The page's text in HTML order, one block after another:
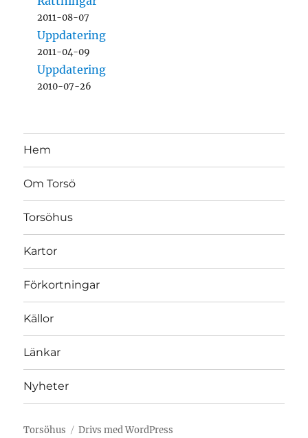
2011-08-07
Uppdatering
2011-04-09
Uppdatering
2010-07-26
Hem
Om Torsö
Torsöhus
Kartor
Förkortningar
Källor
Länkar
Nyheter
Torsöhus Drivs med WordPress